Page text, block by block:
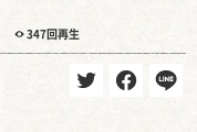
347回再生